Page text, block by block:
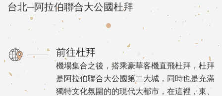
台北─阿拉伯聯合大公國杜拜
前往杜拜
機場集合之後，搭乘豪華客機直飛杜拜，杜拜
是阿拉伯聯合大公國第二大城，同時也是充滿
獨特文化氛圍的的現代大都市，在這裡，東、